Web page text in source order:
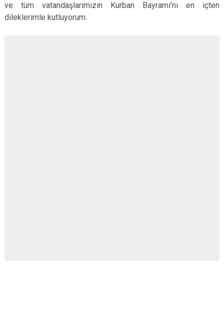
ve tüm vatandaşlarımızın Kurban Bayramı’nı en içten
dileklerimle kutluyorum.